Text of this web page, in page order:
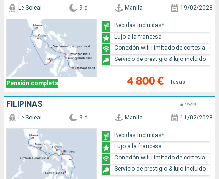
Pensión completa
Le Soleal 9 d Manila 19/02/2028
4 800 € +Tasas
Bebidas Incluidas*
Lujo a la francesa
Conexión wifi ilimitado de cortesía
Servicio de prestigio & lujo incluido
FILIPINAS
Le Soleal 9 d Manila 11/02/2028
Bebidas Incluidas*
Lujo a la francesa
Conexión wifi ilimitado de cortesía
Servicio de prestigio & lujo incluido